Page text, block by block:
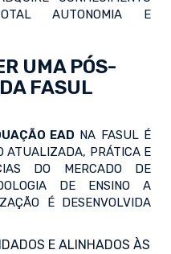
AUTONOMIA E
UMA PÓS-
FASUL
EAD NA FASUL É
ATUALIZADA, PRÁTICA E
DO MERCADO DE
DE ENSINO A
É DESENVOLVIDA
E ALINHADOS ÀS